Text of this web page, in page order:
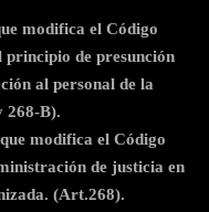
modifica el Código
principio de presunción
al personal de la
268-B).
modifica el Código
de justicia en
(Art.268).